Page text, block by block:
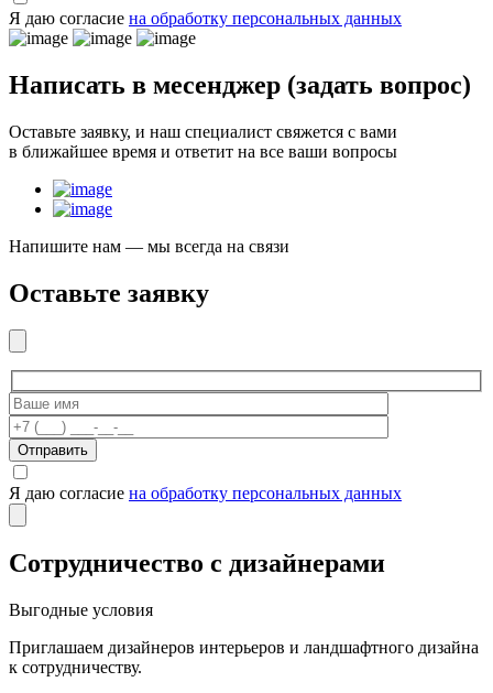
Я даю согласие на обработку персональных данных
Написать в месенджер (задать вопрос)
Оставьте заявку, и наш специалист свяжется с вами
в ближайшее время и ответит на все ваши вопросы
Напишите нам — мы всегда на связи
Оставьте заявку
Отправить
Я даю согласие на обработку персональных данных
Сотрудничество с дизайнерами
Выгодные условия
Приглашаем дизайнеров интерьеров и ландшафтного дизайна
к сотрудничеству.